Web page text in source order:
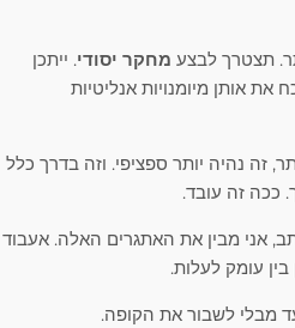
תצטרך לבצע מחקר יסודי. ייתכן
את אותן מיומנויות אנליטיות
זה נהיה יותר ספציפי. וזה בדרך כלל
ככה זה עובד.
אני מבין את האתגרים האלה. אעבוד
בין עומק לעלות.
מבלי לשבור את הקופה.